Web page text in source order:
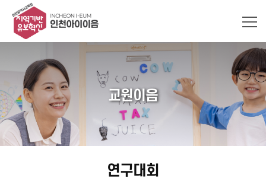
교원이음
연구대회